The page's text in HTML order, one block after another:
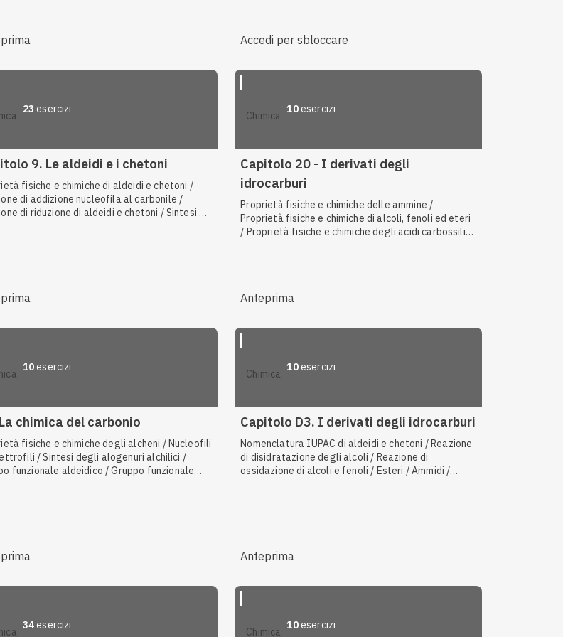
Accedi per sbloccare
23 esercizi
9. Le aldeidi e i chetoni
fisiche e chimiche di aldeidi e chetoni /
di addizione nucleofila al carbonile /
di riduzione di aldeidi e chetoni / Sintesi di
chimica
10esercizi
Capitolo 20 - I derivati degli
idrocarburi
Proprietà fisiche e chimiche delle ammine /
Proprietà fisiche e chimiche di alcoli, fenoli ed eteri
/ Proprietà fisiche e chimiche degli acidi carbossilici
carbossilici
Anteprima
10 esercizi
chimica del carbonio
fisiche e chimiche degli alcheni / Nucleofili
/ Sintesi degli alogenuri alchilici /
funzionale aldeidico / Gruppo funzionale
elettrofila degli alcheni / Formule degli
alchilici
chimica
10esercizi
Capitolo D3. I derivati degli idrocarburi
Nomenclatura IUPAC di aldeidi e chetoni / Reazione
di disidratazione degli alcoli / Reazione di
ossidazione di alcoli e fenoli / Esteri / Ammidi /
Anteprima
34 esercizi
chimica
10esercizi